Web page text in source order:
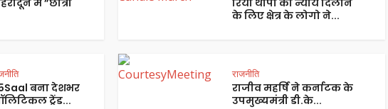
में ”छात्रों
रिया थापा को न्याय दिलाने
के लिए क्षेत्र के लोगो ने...
बना देशभर
ट्रेंड...
राजनीति
राजीव महर्षि ने कर्नाटक के
उपमुख्यमंत्री डी.के...